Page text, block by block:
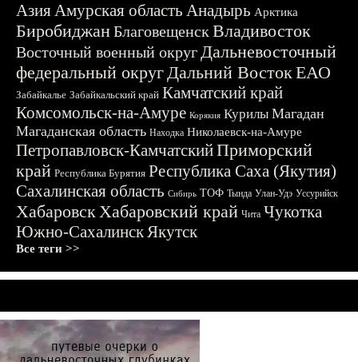
АзияАмурская область Анадырь Арктика
БиробиджанБлаговещенскВладивосток
Восточный военный округДальневосточный
федеральный округДальний ВостокЕАО
Забайкалье Забайкальский край Камчатский край
Комсомольск-на-Амуре Корякия Курилы Магадан
Магаданская область Находка Николаевск-на-Амуре
Петропавловск-КамчатскийПриморский
край Республика Бурятия Республика Саха (Якутия)
Сахалинская область Сибирь ТОФ Тында Улан-Удэ Уссурийск
ХабаровскХабаровский край Чита Чукотка
Южно-СахалинскЯкутск
Все теги >>